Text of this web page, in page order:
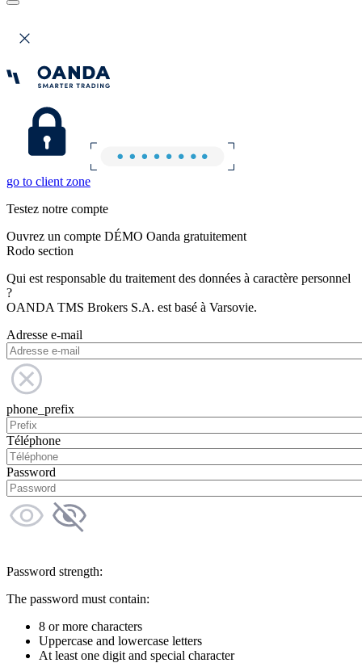
go to client zone
Testez notre compte
Ouvrez un compte DÉMO Oanda gratuitement
Rodo section
Qui est responsable du traitement des données à caractère personnel
?
OANDA TMS Brokers S.A. est basé à Varsovie.
Adresse e-mail
phone_prefix
Téléphone
Password
Password strength:
The password must contain:
8 or more characters
Uppercase and lowercase letters
At least one digit and special character